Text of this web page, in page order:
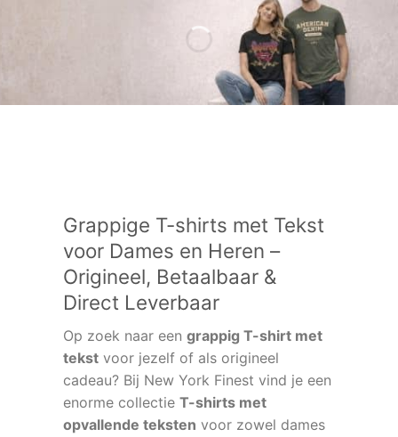
Grappige T-shirts met Tekst
voor Dames en Heren –
Origineel, Betaalbaar &
Direct Leverbaar
Op zoek naar een grappig T-shirt met
tekst voor jezelf of als origineel
cadeau? Bij New York Finest vind je een
enorme collectie T-shirts met
opvallende teksten voor zowel dames